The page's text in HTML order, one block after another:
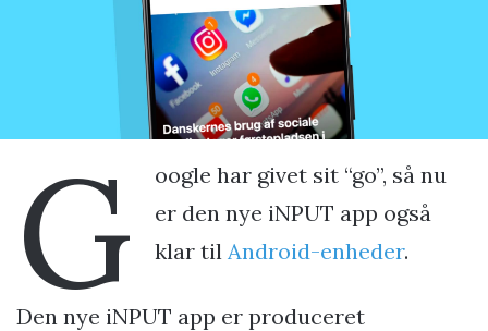
G
oogle har givet sit “go”, så nu
er den nye iNPUT app også
klar til Android-enheder.
Den nye iNPUT app er produceret